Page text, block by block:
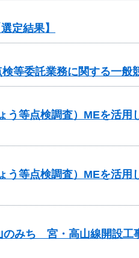
定結果】
等委託業務に関する一般
う等点検調査）MEを活
う等点検調査）MEを活
みち 宮・高山線開設工